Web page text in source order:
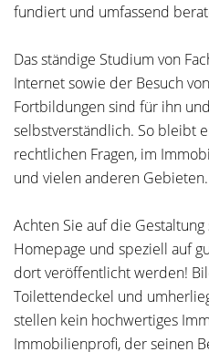
fundiert und umfassend
Das ständige Studium von
Internet sowie der Besuch
Fortbildungen sind für ihn
selbstverständlich. So bleibt
rechtlichen Fragen, im
und vielen anderen Gebieten.
Achten Sie auf die
Homepage und speziell auf
dort veröffentlicht werden!
Toilettendeckel und
stellen kein hochwertiges
Immobilienprofi, der seinen